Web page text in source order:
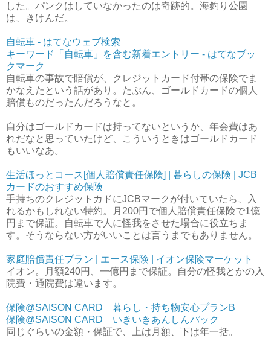
した。パンクはしていなかったのは奇跡的。海釣り公園
は、きけんだ。
自転車 - はてなウェブ検索
キーワード「自転車」を含む新着エントリー - はてなブッ
クマーク
自転車の事故で賠償が、クレジットカード付帯の保険でま
かなえたという話があり。たぶん、ゴールドカードの個人
賠償ものだったんだろうなと。
自分はゴールドカードは持ってないというか、年会費はあ
れだなと思っていたけど、こういうときはゴールドカード
もいいなあ。
生活ほっとコース[個人賠償責任保険] | 暮らしの保険 | JCB
カードのおすすめ保険
手持ちのクレジットカドにJCBマークが付いていたら、入
れるかもしれない特約。月200円で個人賠償責任保険で1億
円まで保証。自転車で人に怪我をさせた場合に役立ちま
す。そうならない方がいいことは言うまでもありません。
家庭賠償責任プラン | エース保険 | イオン保険マーケット
イオン。月額240円、一億円まで保証。自分の怪我とかの入
院費・通院費は違います。
保険@SAISON CARD 暮らし・持ち物安心プランB
保険@SAISON CARD いきいきあんしんパック
同じぐらいの金額・保証で、上は月額、下は年一括。